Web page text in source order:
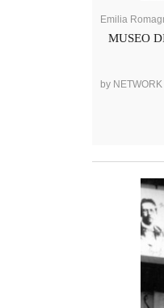
Emilia
MUSEO
by NETWORK